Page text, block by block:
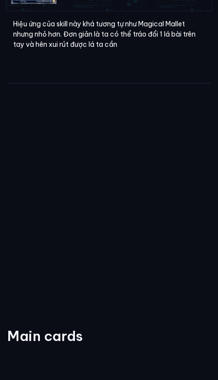
Hiệu ứng của skill này khá tương tự như Magical Mallet
nhưng nhỏ hơn. Đơn giản là ta có thể tráo đổi 1 lá bài trên
tay và hên xui rút được lá ta cần
Main cards